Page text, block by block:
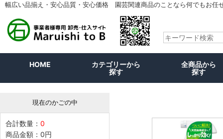
幅広い品揃え・安心品質・安心価格 園芸関連商品のことなら何でもお任
HOME
カテゴリーから
探す
全商品から
探す
現在のかごの中
合計数量： 0
商品金額： 0円